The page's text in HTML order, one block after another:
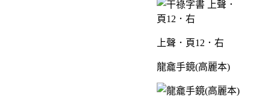
上聲．頁12．右
龍龕手鏡(高麗本)